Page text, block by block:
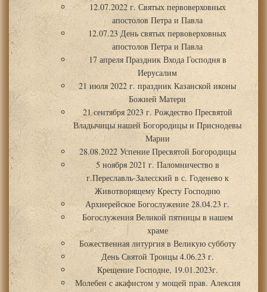
12.07.2022 г. Святых первоверховных
апостолов Петра и Павла
12.07.23 День святых первоверховных
апостолов Петра и Павла
17 апреля Праздник Входа Господня в
Иерусалим
21 июля 2022 г. праздник Казанской иконы
Божией Матери
21 сентября 2023 г. Рождество Пресвятой
Владычицы нашей Богородицы и Приснодевы
Марии
28.08.2022 Успение Пресвятой Богородицы
5 ноября 2021 г. Паломничество в
г.Переславль-Залесский в с. Годенево к
Животворящему Кресту Господню
Архиерейское Богослужение 28.04.23 г.
Богослужения Великой пятницы в нашем
храме
Божественная литургия в Великую субботу
День Святой Троицы 4.06.23 г.
Крещение Господне, 19.01.2023г.
Молебен с акафистом у мощей прав. Алексия